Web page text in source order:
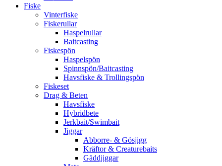
Fiske
Vinterfiske
Fiskerullar
Haspelrullar
Baitcasting
Fiskespön
Haspelspön
Spinnspön/Baitcasting
Havsfiske & Trollingspön
Fiskeset
Drag & Beten
Havsfiske
Hybridbete
Jerkbait/Swimbait
Jiggar
Abborre- & Gösjigg
Kräftor & Creaturebaits
Gäddjiggar